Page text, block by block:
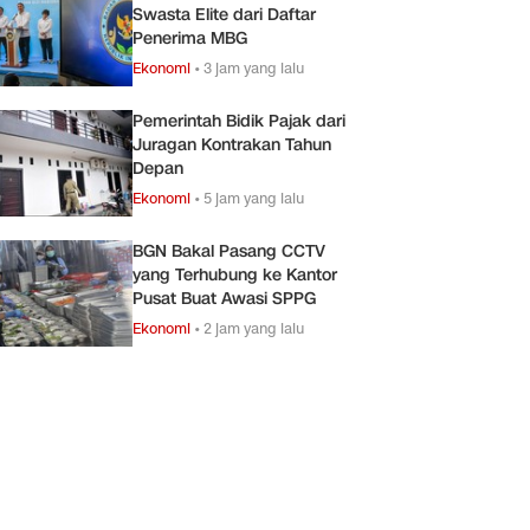
Swasta Elite dari Daftar
Penerima MBG
Ekonomi •3 jam yang lalu
Pemerintah Bidik Pajak dari
Juragan Kontrakan Tahun
Depan
Ekonomi • 5 jam yang lalu
BGN Bakal Pasang CCTV
yang Terhubung ke Kantor
Pusat Buat Awasi SPPG
Ekonomi •2 jam yang lalu